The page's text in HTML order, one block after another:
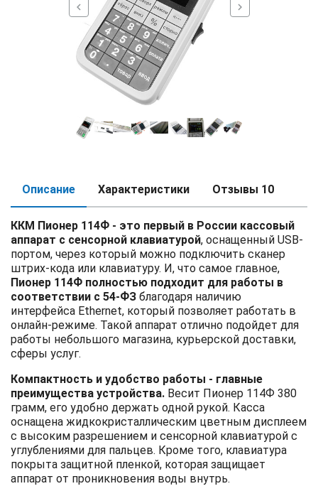
chevron_left chevron_right
Описание Характеристики Отзывы 10
ККМ Пионер 114Ф - это первый в России кассовый
аппарат с сенсорной клавиатурой, оснащенный USB-
портом, через который можно подключить сканер
штрих-кода или клавиатуру. И, что самое главное,
Пионер 114Ф полностью подходит для работы в
соответствии с 54-ФЗ благодаря наличию
интерфейса Ethernet, который позволяет работать в
онлайн-режиме. Такой аппарат отлично подойдет для
работы небольшого магазина, курьерской доставки,
сферы услуг.
Компактность и удобство работы - главные
преимущества устройства. Весит Пионер 114Ф 380
грамм, его удобно держать одной рукой. Касса
оснащена жидкокристаллическим цветным дисплеем
с высоким разрешением и сенсорной клавиатурой с
углублениями для пальцев. Кроме того, клавиатура
покрыта защитной пленкой, которая защищает
аппарат от проникновения воды внутрь.